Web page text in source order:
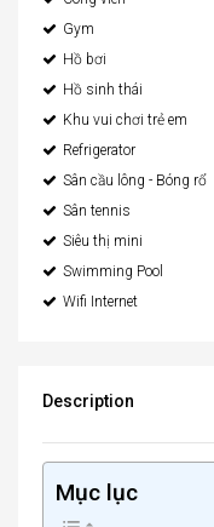
Gym
Hồ bơi
Hồ sinh thái
Khu vui chơi trẻ em
Refrigerator
Sân cầu lông - Bóng rổ
Sân tennis
Siêu thị mini
Swimming Pool
Wifi Internet
Description
Mục lục